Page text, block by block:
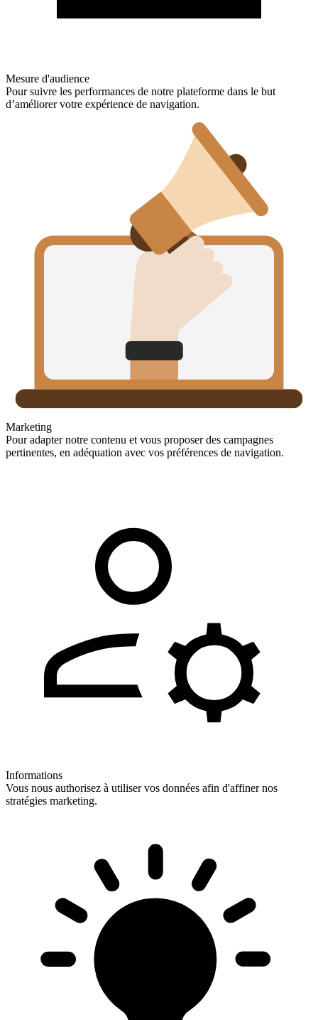
Mesure d'audience
Pour suivre les performances de notre plateforme dans le but
d’améliorer votre expérience de navigation.
Marketing
Pour adapter notre contenu et vous proposer des campagnes
pertinentes, en adéquation avec vos préférences de navigation.
Informations
Vous nous authorisez à utiliser vos données afin d'affiner nos
stratégies marketing.